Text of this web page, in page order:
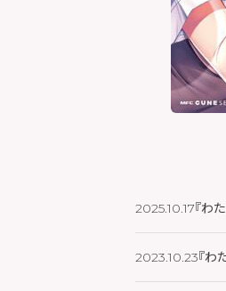
2025.10.17『わ
2023.10.23『わ